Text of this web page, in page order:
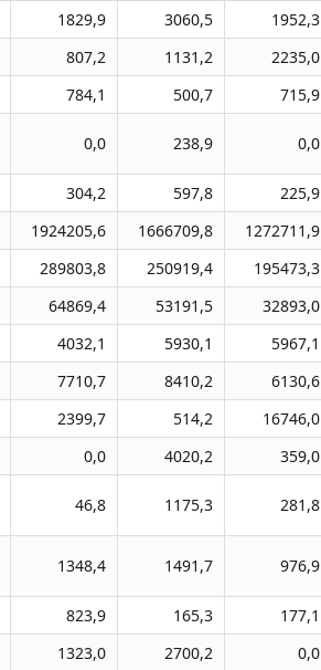
1829,9 3060,5 1952,3
807,2 1131,2 2235,0
784,1 500,7 715,9
0,0 238,9 0,0
304,2 597,8 225,9
1924205,6 1666709,8 1272711,9
289803,8 250919,4 195473,3
64869,4 53191,5 32893,0
4032,1 5930,1 5967,1
7710,7 8410,2 6130,6
2399,7 514,2 16746,0
0,0 4020,2 359,0
46,8 1175,3 281,8
1348,4 1491,7 976,9
823,9 165,3 177,1
1323,0 2700,2 0,0